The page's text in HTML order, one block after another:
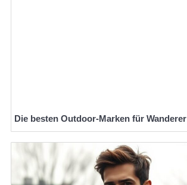
Die besten Outdoor-Marken für Wanderer